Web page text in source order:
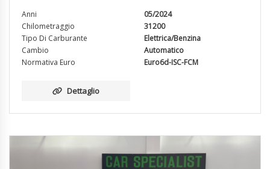
Anni
05/2024
Chilometraggio
31200
Tipo Di Carburante
Elettrica/Benzina
Cambio
Automatico
Normativa Euro
Euro6d-ISC-FCM
Dettaglio